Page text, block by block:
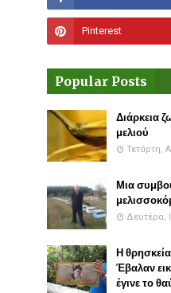
Popular Posts
Διάρκεια
μελιού
Τετάρτη,
Μια
Δευτέρα,
Η
Έβαλαν
έγινε το